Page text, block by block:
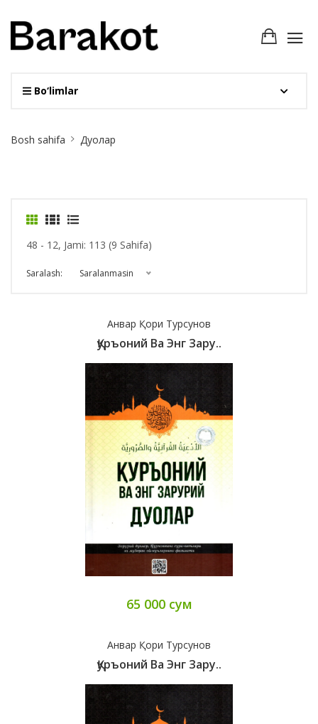
Bo‘limlar
Breadcrumb
Bosh sahifa Дуолар
48 - 12, Jami: 113 (9 Sahifa)
Saralash: Saralanmasin
Анвар Қори Турсунов
Қуръоний Ва Энг Зару..
65 000 сум
Анвар Қори Турсунов
Қуръоний Ва Энг Зару..